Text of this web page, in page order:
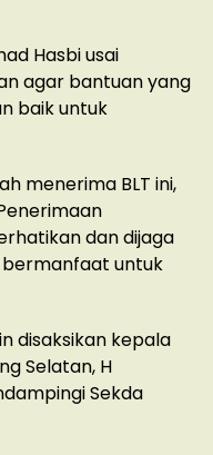
Hasbi usai
agar bantuan yang
baik untuk
menerima BLT ini,
dan dijaga
bermanfaat untuk
disaksikan kepala
Selatan, H
Sekda